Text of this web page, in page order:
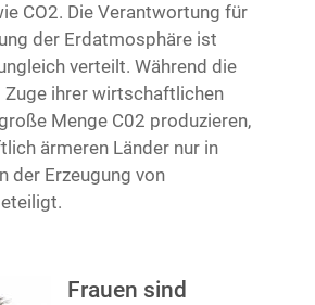
CO2. Die Verantwortung für
der Erdatmosphäre ist
verteilt. Während die
Zuge ihrer wirtschaftlichen
Menge C02 produzieren,
ärmeren Länder nur in
der Erzeugung von
Frauen sind